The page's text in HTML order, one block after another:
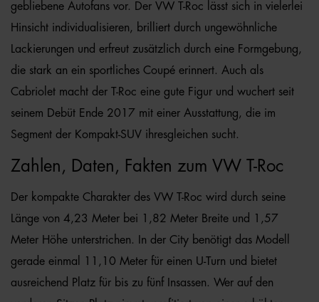
gebliebene Autofans vor. Der VW T-Roc lässt sich in vielerlei
Hinsicht individualisieren, brilliert durch ungewöhnliche
Lackierungen und erfreut zusätzlich durch eine Formgebung,
die stark an ein sportliches Coupé erinnert. Auch als
Cabriolet macht der T-Roc eine gute Figur und wuchert seit
seinem Debüt Ende 2017 mit einer Ausstattung, die im
Segment der Kompakt-SUV ihresgleichen sucht.
Zahlen, Daten, Fakten zum VW T-Roc
Der kompakte Charakter des VW T-Roc wird durch seine
Länge von 4,23 Meter bei 1,82 Meter Breite und 1,57
Meter Höhe unterstrichen. In der City benötigt das Modell
gerade einmal 11,10 Meter für einen U-Turn und bietet
ausreichend Platz für bis zu fünf Insassen. Wer auf den